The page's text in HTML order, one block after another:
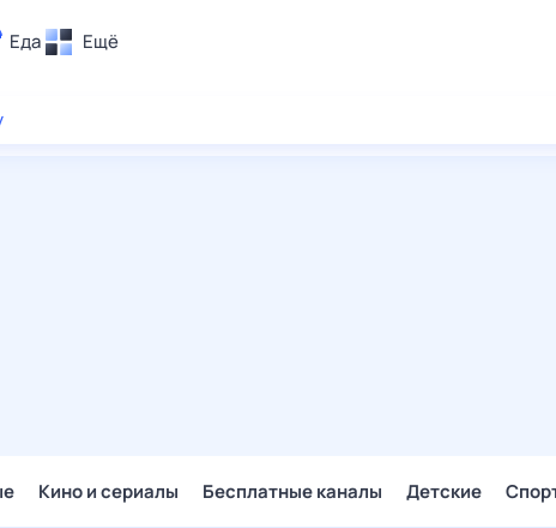
Еда Ещё
Кино и сериалы Бесплатные каналы Детские